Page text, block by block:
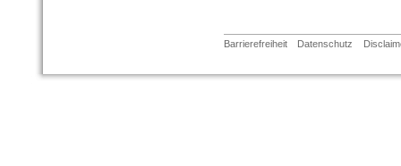
Barrierefreiheit Datenschutz